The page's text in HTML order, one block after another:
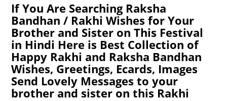
If You Are Searching Raksha
Bandhan / Rakhi Wishes for Your
Brother and Sister on This Festival
in Hindi Here is Best Collection of
Happy Rakhi and Raksha Bandhan
Wishes, Greetings, Ecards, Images
Send Lovely Messages to your
brother and sister on this Rakhi